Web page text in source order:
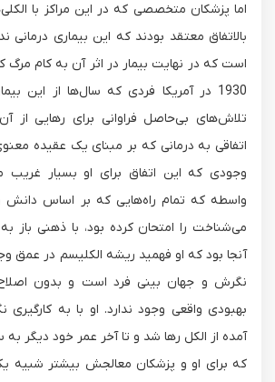
اما پزشکان متخصصی که در این مراکز با
بالاتفاق معتقد بودند که این بیماری درمانی
است که در نهایت بیمار در اثر آن به کام
1930 در آمریکا فردی که سال‌ها از این
تلاش‌های بی‌حاصل فراوانی برای رهایی از
اتفاقی به درمانی که بر مبنای یک عقیده
وجودی که این اتفاق برای او بسیار غریب
واسطه که تمام راه‌هایی که بر اساس
می‌شناخت را امتحان کرده بود، با ذهنی باز
آنجا بود که او فهمید ریشه الکلیسم در عمق
نگرش و جهان بینی فرد است و بدون
بهبودی واقعی وجود ندارد. او با به
آمده از الکل رها شد و تا آخر عمر خود دیگر
که برای او و پزشکان معالجش بیشتر شبیه